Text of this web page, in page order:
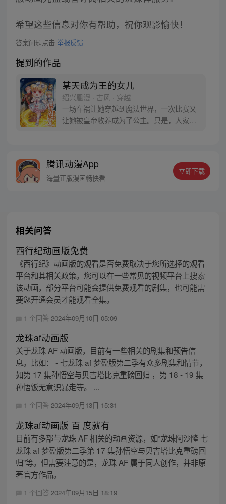
希望这些信息对你有帮助，祝你观影愉快！
答案问题点击 举报反馈
提到的作品
某天成为王的女儿
绍兴凰漫 · 古风 · 穿越
一场车祸让她穿越到魔法世界，一次比赛又
让她被皇帝收养成为了公主。只是，人家的
行，她要反击！而当看到她反击的模样，某
个冰块脸皇帝嘴角微微勾勒道：“这个小废
腾讯动漫App
海量正版漫画畅快看
立即下载
相关问答
西行纪动画版免费
《西行纪》动画版的观看是否免费取决于您所选择的观看
平台和其相关政策。您可以在一些常见的视频平台上搜索
该动画，部分平台可能会提供免费观看的剧集，也可能需
要您开通会员才能观看全集。
1 个回答 2024年09月10日 05:09
龙珠af动画版
关于龙珠 AF 动画版，目前有一些相关的剧集和预告信
息。比如： - 七龙珠 af 梦盈版第二季有众多剧集和情节，
如第 17 集孙悟空与贝吉塔比克重磅回归 ，第 18 - 19 集
孙悟饭无意识暴走等。 ...
1 个回答 2024年09月13日 15:31
龙珠af动画版 百 度就有
目前有多部与龙珠 AF 相关的动画资源，如“龙珠阿沙隆 七
龙珠 af 梦盈版第二季第 17 集孙悟空与贝吉塔比克重磅回
归”等。但需要注意的是，龙珠 AF 属于同人创作，并非原
著官方作品。
1 个回答 2024年09月15日 18:19